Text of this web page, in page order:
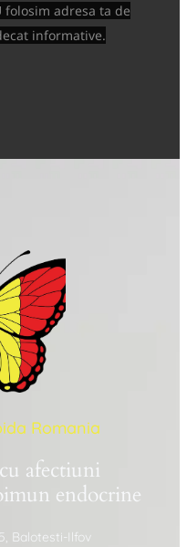
adresa ta de
informative.
Romania
afectiuni
endocrine
Balotesti-Ilfov